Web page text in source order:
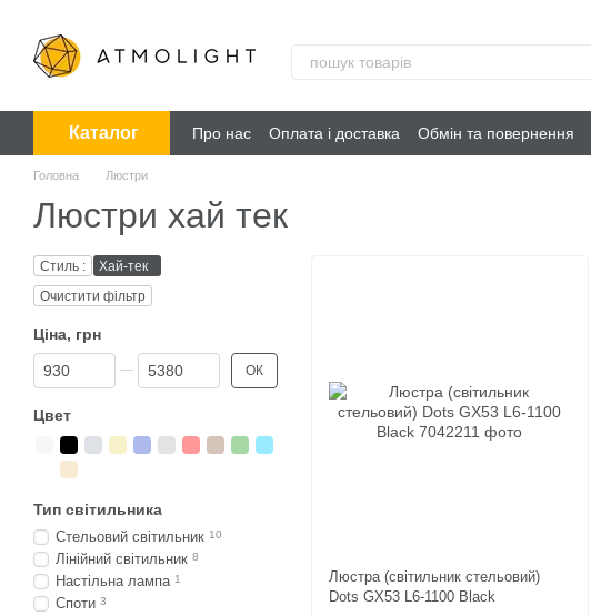
Каталог Про нас Оплата і доставка Обмін та повернення
Головна Люстри
Люстри хай тек
Люстра (світильник стельовий)
Dots GX53 L6-1100 Black
Стиль :
Хай-тек
Очистити фільтр
Ціна, грн
Від Ціна, грн
До Ціна, грн ОК
Цвет
Тип світильника
Стельовий світильник 10
Лінійний світильник 8
Настільна лампа 1
Споти 3